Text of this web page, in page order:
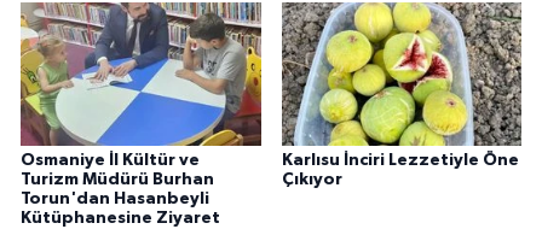
Osmaniye İl Kültür ve
Turizm Müdürü Burhan
Torun'dan Hasanbeyli
Kütüphanesine Ziyaret
Karlısu İnciri Lezzetiyle Öne
Çıkıyor